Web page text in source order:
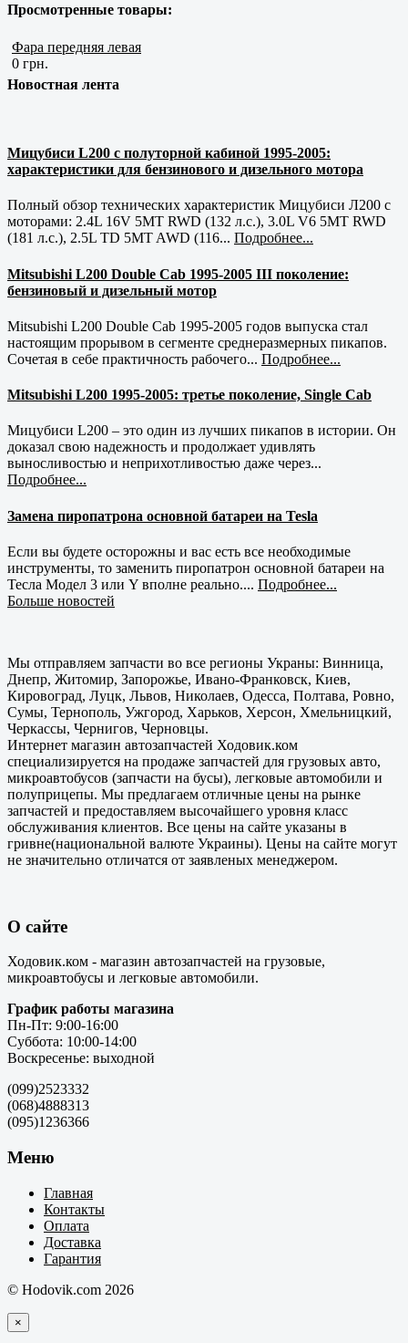
Просмотренные товары:
Фара передняя левая
0 грн.
Новостная лента
Мицубиси L200 с полуторной кабиной 1995-2005:
характеристики для бензинового и дизельного мотора
Полный обзор технических характеристик Мицубиси Л200 с
моторами: 2.4L 16V 5MT RWD (132 л.с.), 3.0L V6 5MT RWD
(181 л.с.), 2.5L TD 5MT AWD (116... Подробнее...
Mitsubishi L200 Double Cab 1995-2005 III поколение:
бензиновый и дизельный мотор
Mitsubishi L200 Double Cab 1995-2005 годов выпуска стал
настоящим прорывом в сегменте среднеразмерных пикапов.
Сочетая в себе практичность рабочего... Подробнее...
Mitsubishi L200 1995-2005: третье поколение, Single Cab
Мицубиси L200 – это один из лучших пикапов в истории. Он
доказал свою надежность и продолжает удивлять
выносливостью и неприхотливостью даже через...
Подробнее...
Замена пиропатрона основной батареи на Tesla
Если вы будете осторожны и вас есть все необходимые
инструменты, то заменить пиропатрон основной батареи на
Тесла Модел 3 или Y вполне реально.... Подробнее...
Больше новостей
Мы отправляем запчасти во все регионы Украны: Винница,
Днепр, Житомир, Запорожье, Ивано-Франковск, Киев,
Кировоград, Луцк, Львов, Николаев, Одесса, Полтава, Ровно,
Сумы, Тернополь, Ужгород, Харьков, Херсон, Хмельницкий,
Черкассы, Чернигов, Черновцы.
Интернет магазин автозапчастей Ходовик.ком
специализируется на продаже запчастей для грузовых авто,
микроавтобусов (запчасти на бусы), легковые автомобили и
полуприцепы. Мы предлагаем отличные цены на рынке
запчастей и предоставляем высочайшего уровня класс
обслуживания клиентов. Все цены на сайте указаны в
гривне(национальной валюте Украины). Цены на сайте могут
не значительно отличатся от заявленых менеджером.
О сайте
Ходовик.ком - магазин автозапчастей на грузовые,
микроавтобусы и легковые автомобили.
График работы магазина
Пн-Пт: 9:00-16:00
Суббота: 10:00-14:00
Воскресенье: выходной
(099)2523332
(068)4888313
(095)1236366
Меню
Главная
Контакты
Оплата
Доставка
Гарантия
© Hodovik.com 2026
×